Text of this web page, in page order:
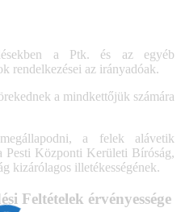
a Ptk. és az egyéb
rendelkezései az irányadóak.
a mindkettőjük számára
a felek alávetik
Pesti Központi Kerületi Bíróság,
kizárólagos illetékességének.
Feltételek érvényessége